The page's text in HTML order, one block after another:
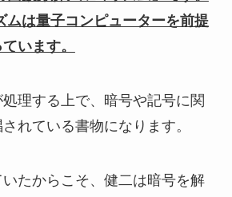
ムは量子コンピューターを前提
います。
理する上で、暗号や記号に関
れている書物になります。
たからこそ、健二は暗号を解